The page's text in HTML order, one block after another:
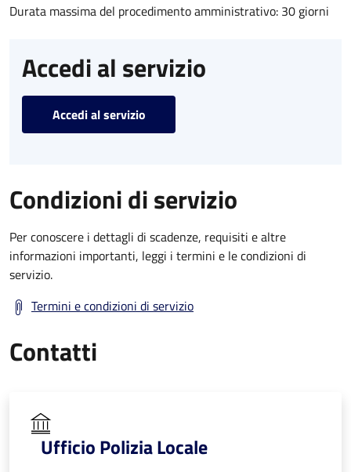
Durata massima del procedimento amministrativo: 30 giorni
Accedi al servizio
Accedi al servizio
Condizioni di servizio
Per conoscere i dettagli di scadenze, requisiti e altre
informazioni importanti, leggi i termini e le condizioni di
servizio.
Termini e condizioni di servizio
Contatti
Ufficio Polizia Locale